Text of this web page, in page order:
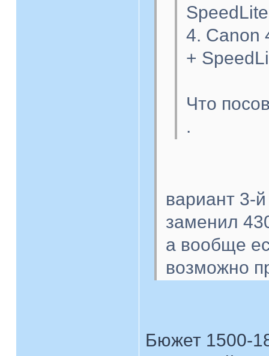
4. Canon
+
Что
.
вариант 3-
заменил
а вообще
возможно
Бюжет 1500-